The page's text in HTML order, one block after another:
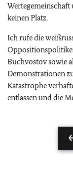
keinen Platz.
Ich rufe die
Buchvostov sowie
Demonstrationen
Katastrophe
entlassen und die